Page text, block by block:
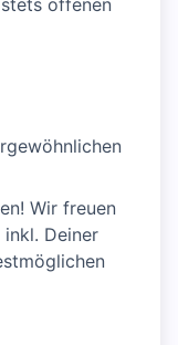
offenen
Wir freuen
inkl. Deiner